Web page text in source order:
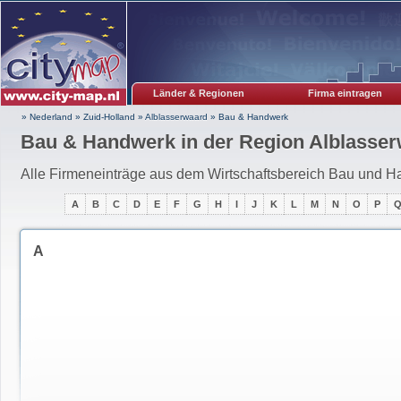
Länder & Regionen Firma eintragen
» Nederland » Zuid-Holland » Alblasserwaard » Bau & Handwerk
Bau & Handwerk in der Region
Alle Firmeneinträge aus dem Wirtschaftsbereich Bau und
A B C D E F G H I J K L M N O P Q
A